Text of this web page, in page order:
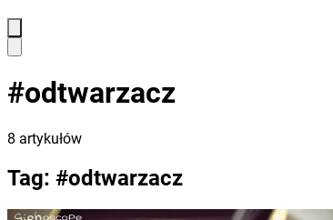
#odtwarzacz
8 artykułów
Tag: #odtwarzacz